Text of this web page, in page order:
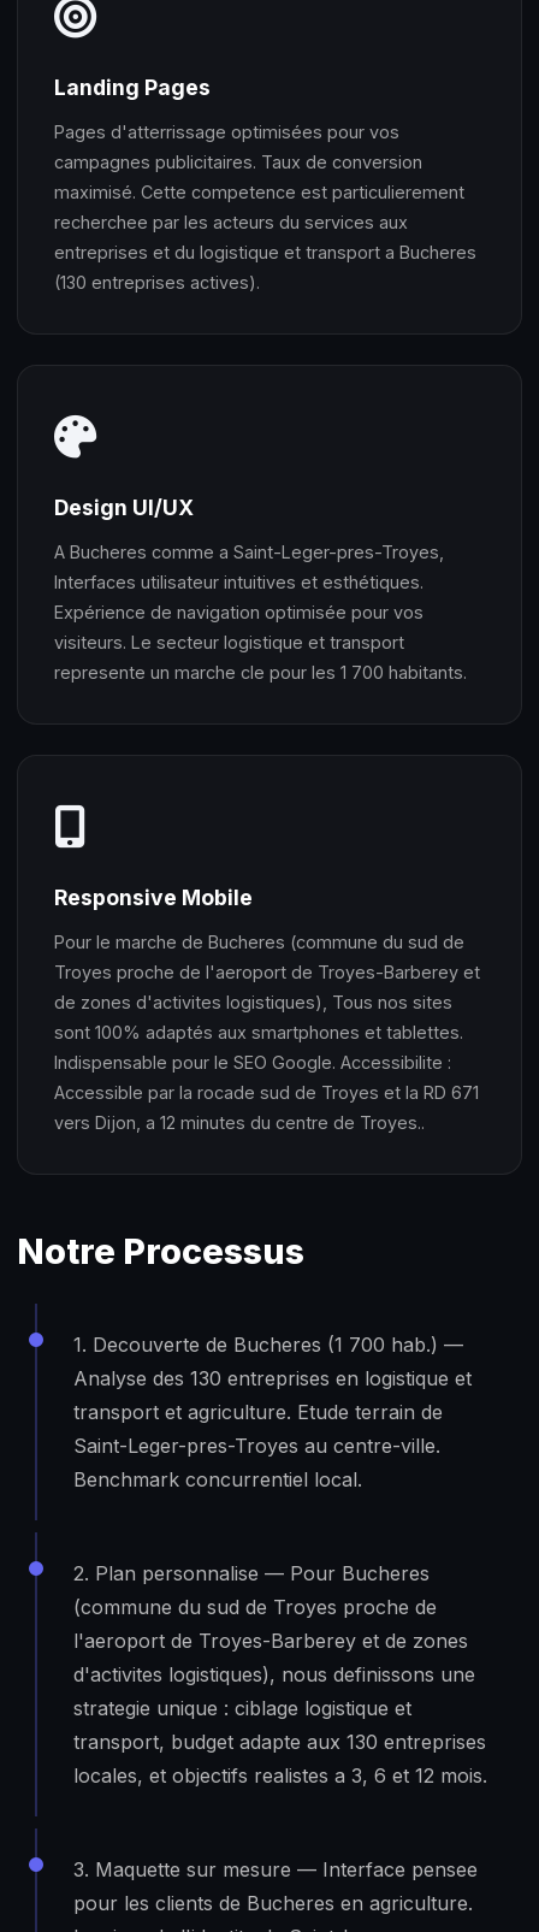
Landing Pages
Pages d'atterrissage optimisées pour vos
campagnes publicitaires. Taux de conversion
maximisé. Cette competence est particulierement
recherchee par les acteurs du services aux
entreprises et du logistique et transport a Bucheres
(130 entreprises actives).
Design UI/UX
A Bucheres comme a Saint-Leger-pres-Troyes,
Interfaces utilisateur intuitives et esthétiques.
Expérience de navigation optimisée pour vos
visiteurs. Le secteur logistique et transport
represente un marche cle pour les 1 700 habitants.
Responsive Mobile
Pour le marche de Bucheres (commune du sud de
Troyes proche de l'aeroport de Troyes-Barberey et
de zones d'activites logistiques), Tous nos sites
sont 100% adaptés aux smartphones et tablettes.
Indispensable pour le SEO Google. Accessibilite :
Accessible par la rocade sud de Troyes et la RD 671
vers Dijon, a 12 minutes du centre de Troyes..
Notre Processus
1. Decouverte de Bucheres (1 700 hab.) —
Analyse des 130 entreprises en logistique et
transport et agriculture. Etude terrain de
Saint-Leger-pres-Troyes au centre-ville.
Benchmark concurrentiel local.
2. Plan personnalise — Pour Bucheres
(commune du sud de Troyes proche de
l'aeroport de Troyes-Barberey et de zones
d'activites logistiques), nous definissons une
strategie unique : ciblage logistique et
transport, budget adapte aux 130 entreprises
locales, et objectifs realistes a 3, 6 et 12 mois.
3. Maquette sur mesure — Interface pensee
pour les clients de Bucheres en agriculture.